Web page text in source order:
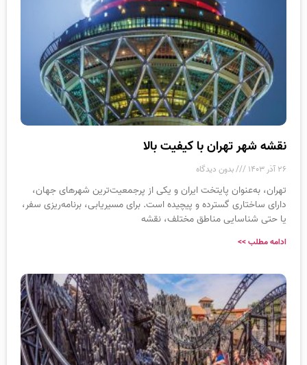
نقشه شهر تهران با کیفیت بالا
۲۶ آذر ۱۴۰۳ بدون دیدگاه
تهران، به‌عنوان پایتخت ایران و یکی از پرجمعیت‌ترین شهرهای جهان،
دارای ساختاری گسترده و پیچیده است. برای مسیریابی، برنامه‌ریزی سفر،
یا حتی شناسایی مناطق مختلف، نقشه
ادامه مطلب >>